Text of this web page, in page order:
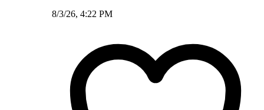
8/3/26, 4:22 PM